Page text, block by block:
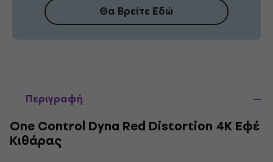
Θα Βρείτε Εδώ
Περιγραφή
One Control Dyna Red Distortion 4K Εφέ
Κιθάρας